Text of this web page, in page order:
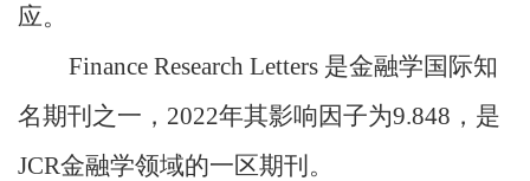
应。
Finance Research Letters 是金融学国际知
名期刊之一， 2022年其影响因子为9.848 ，是
JCR金融学领域的一区期刊。